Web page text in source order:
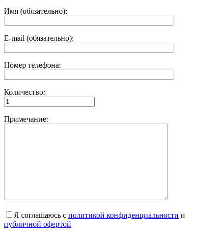
Имя (обязательно):
E-mail (обязательно):
Номер телефона:
Количество:
Примечание:
Я соглашаюсь с политикой конфиденциальности и
публичной офертой